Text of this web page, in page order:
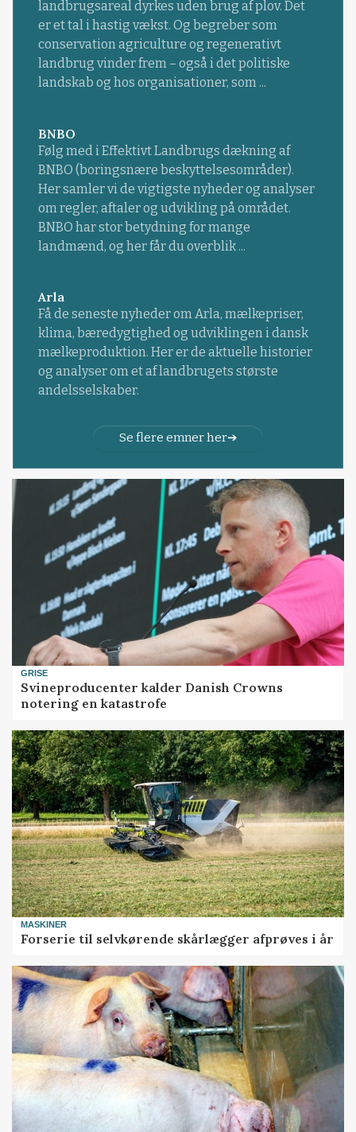
landbrugsareal dyrkes uden brug af plov. Det
er et tal i hastig vækst. Og begreber som
conservation agriculture og regenerativt
landbrug vinder frem – også i det politiske
landskab og hos organisationer, som ...
BNBO
Følg med i Effektivt Landbrugs dækning af
BNBO (boringsnære beskyttelsesområder).
Her samler vi de vigtigste nyheder og analyser
om regler, aftaler og udvikling på området.
BNBO har stor betydning for mange
landmænd, og her får du overblik ...
Arla
Få de seneste nyheder om Arla, mælkepriser,
klima, bæredygtighed og udviklingen i dansk
mælkeproduktion. Her er de aktuelle historier
og analyser om et af landbrugets største
andelsselskaber.
Se flere emner her
GRISE
Svineproducenter kalder Danish Crowns
notering en katastrofe
MASKINER
Forserie til selvkørende skårlægger afprøves i år